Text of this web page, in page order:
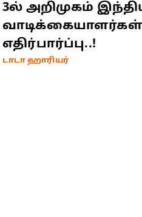
3ல் அறிமுகம்
வாடிக்கையாளர்கள்
எதிர்பார்ப்பு..!
டாடா ஹாரியர்